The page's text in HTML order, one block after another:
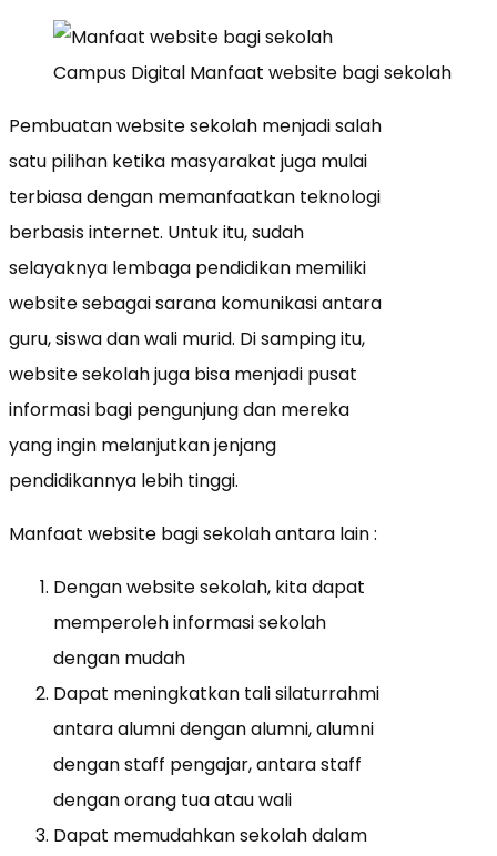
Campus Digital Manfaat website bagi sekolah
Pembuatan website sekolah menjadi salah
satu pilihan ketika masyarakat juga mulai
terbiasa dengan memanfaatkan teknologi
berbasis internet. Untuk itu, sudah
selayaknya lembaga pendidikan memiliki
website sebagai sarana komunikasi antara
guru, siswa dan wali murid. Di samping itu,
website sekolah juga bisa menjadi pusat
informasi bagi pengunjung dan mereka
yang ingin melanjutkan jenjang
pendidikannya lebih tinggi.
Manfaat website bagi sekolah antara lain :
Dengan website sekolah, kita dapat
memperoleh informasi sekolah
dengan mudah
Dapat meningkatkan tali silaturrahmi
antara alumni dengan alumni, alumni
dengan staff pengajar, antara staff
dengan orang tua atau wali
Dapat memudahkan sekolah dalam